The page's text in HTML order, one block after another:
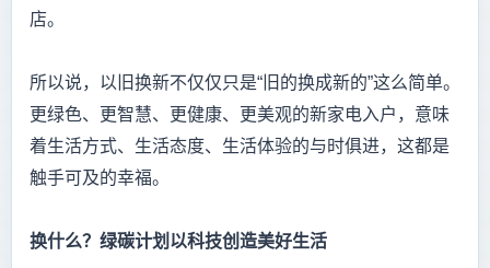
店。
所以说，以旧换新不仅仅只是“旧的换成新的”这么简单。
更绿色、更智慧、更健康、更美观的新家电入户，意味
着生活方式、生活态度、生活体验的与时俱进，这都是
触手可及的幸福。
换什么？绿碳计划以科技创造美好生活